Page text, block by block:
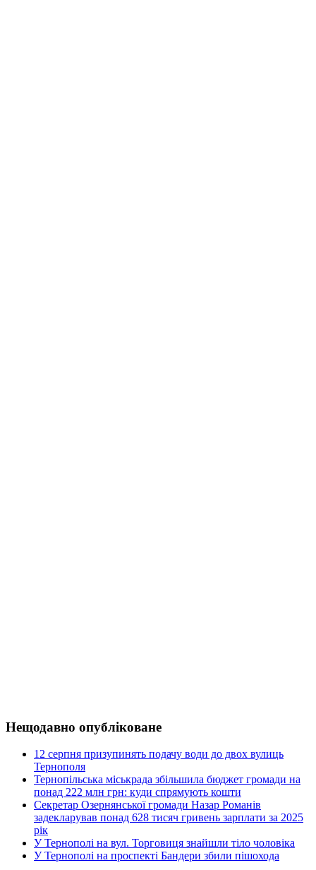
Нещодавно опубліковане
12 серпня призупинять подачу води до двох вулиць
Тернополя
Тернопільська міськрада збільшила бюджет громади на
понад 222 млн грн: куди спрямують кошти
Секретар Озернянської громади Назар Романів
задекларував понад 628 тисяч гривень зарплати за 2025
рік
У Тернополі на вул. Торговиця знайшли тіло чоловіка
У Тернополі на проспекті Бандери збили пішохода